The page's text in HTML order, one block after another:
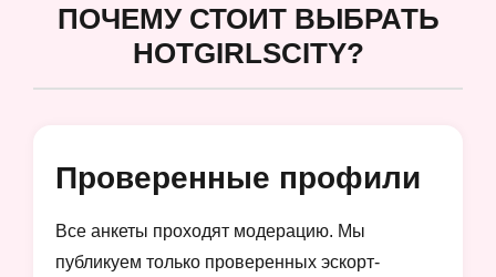
ПОЧЕМУ СТОИТ ВЫБРАТЬ
HOTGIRLSCITY?
Проверенные профили
Все анкеты проходят модерацию. Мы
публикуем только проверенных эскорт-